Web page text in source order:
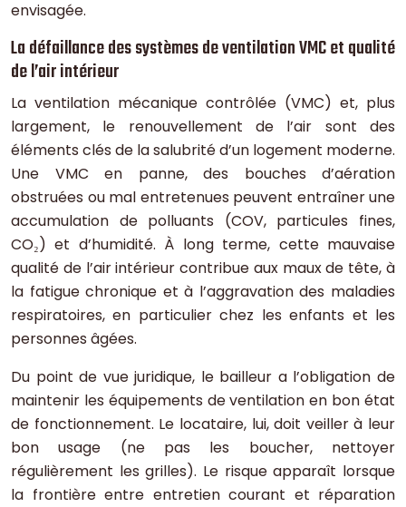
envisagée.
La défaillance des systèmes de ventilation VMC et qualité
de l’air intérieur
La ventilation mécanique contrôlée (VMC) et, plus
largement, le renouvellement de l’air sont des
éléments clés de la salubrité d’un logement moderne.
Une VMC en panne, des bouches d’aération
obstruées ou mal entretenues peuvent entraîner une
accumulation de polluants (COV, particules fines,
CO₂) et d’humidité. À long terme, cette mauvaise
qualité de l’air intérieur contribue aux maux de tête, à
la fatigue chronique et à l’aggravation des maladies
respiratoires, en particulier chez les enfants et les
personnes âgées.
Du point de vue juridique, le bailleur a l’obligation de
maintenir les équipements de ventilation en bon état
de fonctionnement. Le locataire, lui, doit veiller à leur
bon usage (ne pas les boucher, nettoyer
régulièrement les grilles). Le risque apparaît lorsque
la frontière entre entretien courant et réparation